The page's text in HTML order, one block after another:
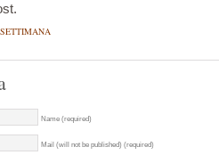
Name (required)
Mail (will not be published) (required)